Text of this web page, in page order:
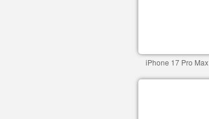
iPhone 17 Pro Max